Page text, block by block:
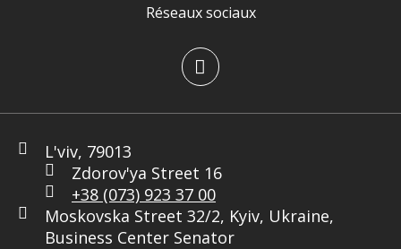
Réseaux sociaux
L'viv, 79013
Zdorov'ya Street 16
+38 (073) 923 37 00
Moskovska Street 32/2, Kyiv, Ukraine,
Business Center Senator